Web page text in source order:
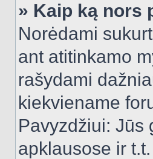
» Kaip ką nors
Norėdami
ant atitinkamo
rašydami
kiekviename
Pavyzdžiui: Jūs
apklausose ir t.t.